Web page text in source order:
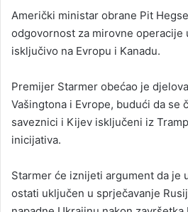
Američki ministar obrane Pit
odgovornost za mirovne operacije
isključivo na Evropu i Kanadu.
Premijer Starmer obećao je
Vašingtona i Evrope, budući da se
saveznici i Kijev isključeni iz
inicijativa.
Starmer će iznijeti argument da je
ostati uključen u sprječavanje